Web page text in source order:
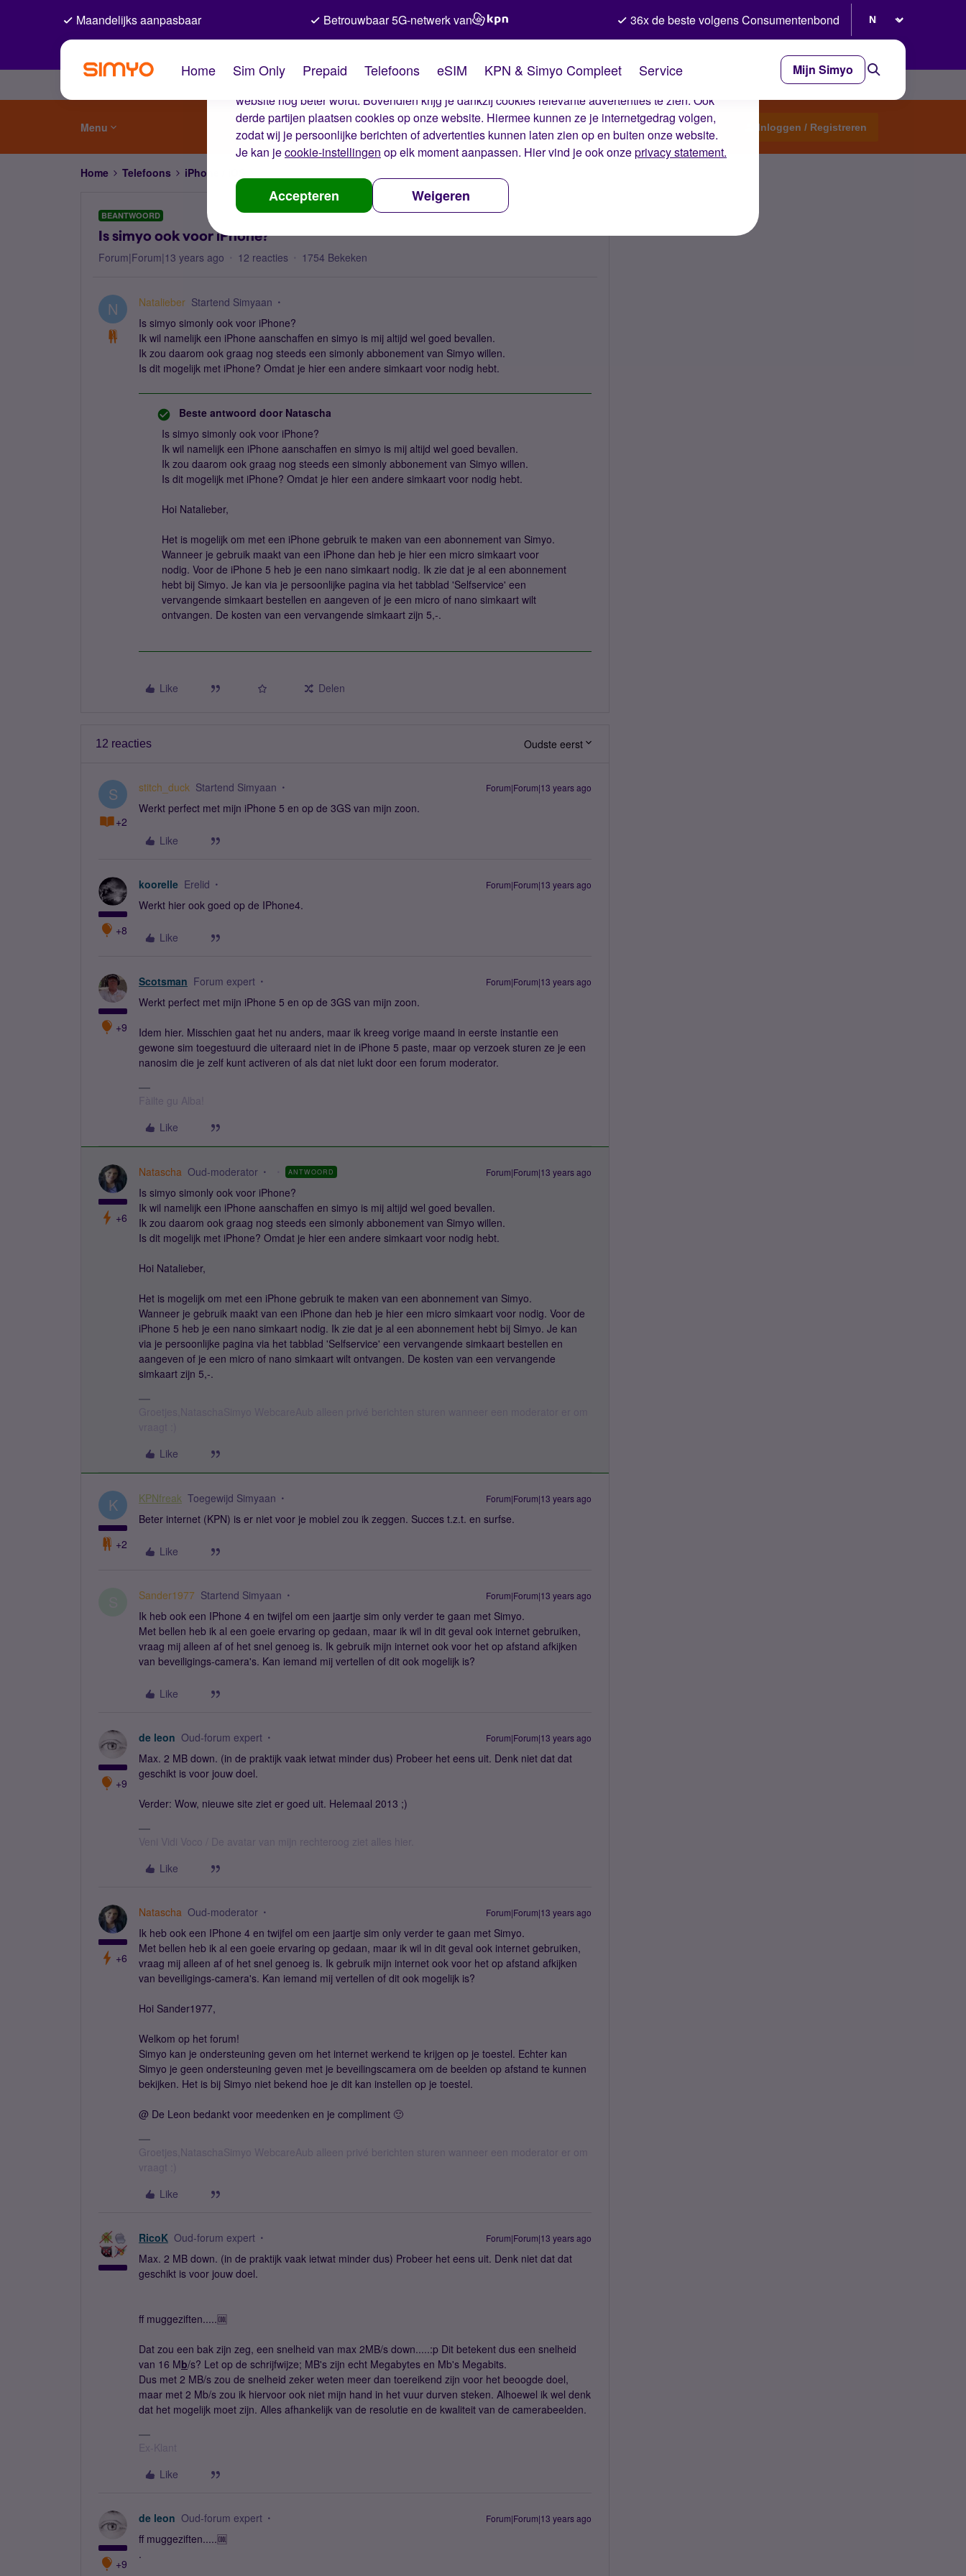
De cookies van Simyo
Wij gebruiken cookies op onze website. Met deze cookies zorgen wij ervoor dat je ervaring op de
website nog beter wordt. Bovendien krijg je dankzij cookies relevante advertenties te zien. Ook
derde partijen plaatsen cookies op onze website. Hiermee kunnen ze je internetgedrag volgen,
zodat wij je persoonlijke berichten of advertenties kunnen laten zien op en buiten onze website.
Je kan jecookie-instellingen op elk moment aanpassen. Hier vind je ook onzeprivacy statement.
Accepteren Weigeren
Maandelijks aanpasbaar Betrouwbaar 5G-netwerk van 36x de beste volgens Consumentenbond
Home Sim Only Prepaid Telefoons eSIM KPN & Simyo Compleet Service Mijn Simyo
Menu Start een topic Inloggen / Registreren
Home Telefoons iPhone / iOS
BEANTWOORD
Is simyo ook voor iPhone?
Forum|Forum|13 years ago 12 reacties 1754 Bekeken
N Natalieber Startend Simyaan
Is simyo simonly ook voor iPhone?
Ik wil namelijk een iPhone aanschaffen en simyo is mij altijd wel goed bevallen.
Ik zou daarom ook graag nog steeds een simonly abbonement van Simyo willen.
Is dit mogelijk met iPhone? Omdat je hier een andere simkaart voor nodig hebt.
Beste antwoord door Natascha
Is simyo simonly ook voor iPhone?
Ik wil namelijk een iPhone aanschaffen en simyo is mij altijd wel goed bevallen.
Ik zou daarom ook graag nog steeds een simonly abbonement van Simyo willen.
Is dit mogelijk met iPhone? Omdat je hier een andere simkaart voor nodig hebt.
Hoi Natalieber,
Het is mogelijk om met een iPhone gebruik te maken van een abonnement van Simyo.
Wanneer je gebruik maakt van een iPhone dan heb je hier een micro simkaart voor
nodig. Voor de iPhone 5 heb je een nano simkaart nodig. Ik zie dat je al een abonnement
hebt bij Simyo. Je kan via je persoonlijke pagina via het tabblad 'Selfservice' een
vervangende simkaart bestellen en aangeven of je een micro of nano simkaart wilt
ontvangen. De kosten van een vervangende simkaart zijn 5,-.
Like Delen
12 reacties Oudste eerst
S
+2
stitch_duck Startend Simyaan Forum|Forum|13 years ago
Werkt perfect met mijn iPhone 5 en op de 3GS van mijn zoon.
Like
+8
koorelle Erelid Forum|Forum|13 years ago
Werkt hier ook goed op de IPhone4.
Like
+9
Scotsman Forum expert Forum|Forum|13 years ago
Werkt perfect met mijn iPhone 5 en op de 3GS van mijn zoon.
Idem hier. Misschien gaat het nu anders, maar ik kreeg vorige maand in eerste instantie een
gewone sim toegestuurd die uiteraard niet in de iPhone 5 paste, maar op verzoek sturen ze je een
nanosim die je zelf kunt activeren of als dat niet lukt door een forum moderator.
Fàilte gu Alba!
Like
+6
Natascha Oud-moderator ANTWOORD Forum|Forum|13 years ago
Is simyo simonly ook voor iPhone?
Ik wil namelijk een iPhone aanschaffen en simyo is mij altijd wel goed bevallen.
Ik zou daarom ook graag nog steeds een simonly abbonement van Simyo willen.
Is dit mogelijk met iPhone? Omdat je hier een andere simkaart voor nodig hebt.
Hoi Natalieber,
Het is mogelijk om met een iPhone gebruik te maken van een abonnement van Simyo.
Wanneer je gebruik maakt van een iPhone dan heb je hier een micro simkaart voor nodig. Voor de
iPhone 5 heb je een nano simkaart nodig. Ik zie dat je al een abonnement hebt bij Simyo. Je kan
via je persoonlijke pagina via het tabblad 'Selfservice' een vervangende simkaart bestellen en
aangeven of je een micro of nano simkaart wilt ontvangen. De kosten van een vervangende
simkaart zijn 5,-.
Like
K
+2
KPNfreak Toegewijd Simyaan Forum|Forum|13 years ago
Beter internet (KPN) is er niet voor je mobiel zou ik zeggen. Succes t.z.t. en surfse.
Like
Sander1977 Startend Simyaan Forum|Forum|13 years ago
Ik heb ook een IPhone 4 en twijfel om een jaartje sim only verder te gaan met Simyo.
Met bellen heb ik al een goeie ervaring op gedaan, maar ik wil in dit geval ook internet gebruiken,
vraag mij alleen af of het snel genoeg is. Ik gebruik mijn internet ook voor het op afstand afkijken
van beveiligings-camera's. Kan iemand mij vertellen of dit ook mogelijk is?
Like
+9
de leon Oud-forum expert Forum|Forum|13 years ago
Max. 2 MB down. (in de praktijk vaak ietwat minder dus) Probeer het eens uit. Denk niet dat dat
geschikt is voor jouw doel.
Verder: Wow, nieuwe site ziet er goed uit. Helemaal 2013 ;)
Veni Vidi Voco / De avatar van mijn rechteroog ziet alles hier.
Like
+6
Natascha Oud-moderator Forum|Forum|13 years ago
Ik heb ook een IPhone 4 en twijfel om een jaartje sim only verder te gaan met Simyo.
Met bellen heb ik al een goeie ervaring op gedaan, maar ik wil in dit geval ook internet gebruiken,
vraag mij alleen af of het snel genoeg is. Ik gebruik mijn internet ook voor het op afstand afkijken
van beveiligings-camera's. Kan iemand mij vertellen of dit ook mogelijk is?
Hoi Sander1977,
Welkom op het forum!
Simyo kan je ondersteuning geven om het internet werkend te krijgen op je toestel. Echter kan
Simyo je geen ondersteuning geven met je beveilingscamera om de beelden op afstand te kunnen
bekijken. Het is bij Simyo niet bekend hoe je dit kan instellen op je toestel.
@ De Leon bedankt voor meedenken en je compliment 🙂
Groetjes,NataschaSimyo WebcareAub alleen privé berichten sturen wanneer een moderator er om
vraagt :)
Like
RicoK Oud-forum expert Forum|Forum|13 years ago
Max. 2 MB down. (in de praktijk vaak ietwat minder dus) Probeer het eens uit. Denk niet dat dat
geschikt is voor jouw doel.
ff muggeziften.....🆒
Dat zou een bak zijn zeg, een snelheid van max 2MB/s down.....:p Dit betekent dus een snelheid
van 16 Mb/s? Let op de schrijfwijze; MB's zijn echt Megabytes en Mb's Megabits.
Dus met 2 MB/s zou de snelheid zeker weten meer dan toereikend zijn voor het beoogde doel,
maar met 2 Mb/s zou ik hiervoor ook niet mijn hand in het vuur durven steken. Alhoewel ik wel denk
dat het mogelijk moet zijn. Alles afhankelijk van de resolutie en de kwaliteit van de camerabeelden.
Ex-Klant
Like
+9
de leon Oud-forum expert Forum|Forum|13 years ago
ff muggeziften.....🆒
.